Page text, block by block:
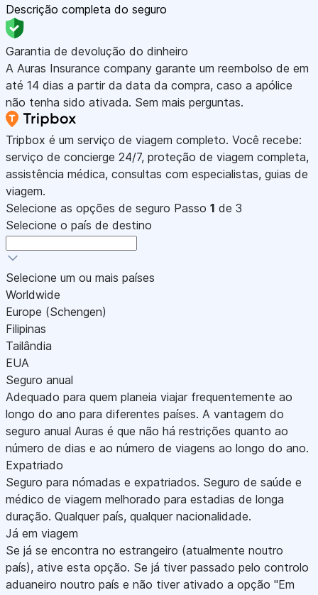
Descrição completa do seguro
Garantia de devolução do dinheiro
A Auras Insurance company garante um reembolso de em
até 14 dias a partir da data da compra, caso a apólice
não tenha sido ativada. Sem mais perguntas.
Tripbox é um serviço de viagem completo. Você recebe:
serviço de concierge 24/7, proteção de viagem completa,
assistência médica, consultas com especialistas, guias de
viagem.
Selecione as opções de seguro Passo 1 de 3
Selecione o país de destino
Selecione um ou mais países
Worldwide
Europe (Schengen)
Filipinas
Tailândia
EUA
Seguro anual
Adequado para quem planeia viajar frequentemente ao
longo do ano para diferentes países. A vantagem do
seguro anual Auras é que não há restrições quanto ao
número de dias e ao número de viagens ao longo do ano.
Expatriado
Seguro para nómadas e expatriados. Seguro de saúde e
médico de viagem melhorado para estadias de longa
duração. Qualquer país, qualquer nacionalidade.
Já em viagem
Se já se encontra no estrangeiro (atualmente noutro
país), ative esta opção. Se já tiver passado pelo controlo
aduaneiro noutro país e não tiver ativado a opção "Em